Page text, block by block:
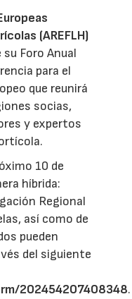
(AREFLH)
Foro Anual
para el
que reunirá
socias,
y expertos
10 de
híbrida:
Regional
así como de
pueden
del siguiente
202454207408348.